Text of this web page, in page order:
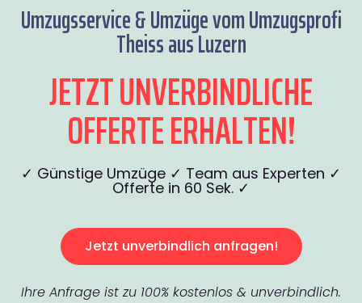
Umzugsservice & Umzüge vom Umzugsprofi
Theiss aus Luzern
JETZT UNVERBINDLICHE
OFFERTE ERHALTEN!
✓ Günstige Umzüge ✓ Team aus Experten ✓
Offerte in 60 Sek. ✓
Jetzt unverbindlich anfragen!
Ihre Anfrage ist zu 100% kostenlos & unverbindlich.